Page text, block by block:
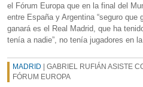
el Fórum Europa que en la final del
entre España y Argentina “seguro que
ganará es el Real Madrid, que ha
tenía a nadie”, no tenía jugadores en
MADRID | GABRIEL RUFIÁN ASISTE
FÓRUM EUROPA